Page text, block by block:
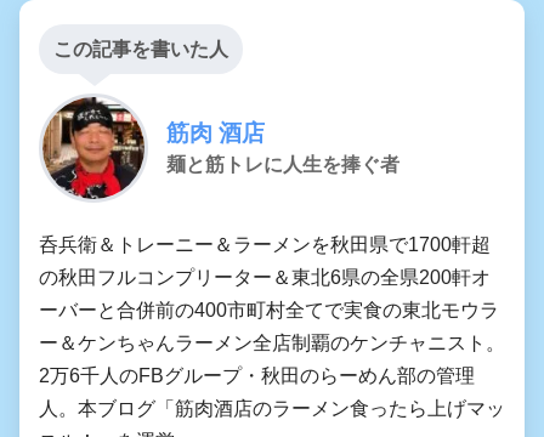
この記事を書いた人
筋肉 酒店
麺と筋トレに人生を捧ぐ者
呑兵衛＆トレーニー＆ラーメンを秋田県で1700軒超
の秋田フルコンプリーター＆東北6県の全県200軒オ
ーバーと合併前の400市町村全てで実食の東北モウラ
ー＆ケンちゃんラーメン全店制覇のケンチャニスト。
2万6千人のFBグループ・秋田のらーめん部の管理
人。本ブログ「筋肉酒店のラーメン食ったら上げマッ